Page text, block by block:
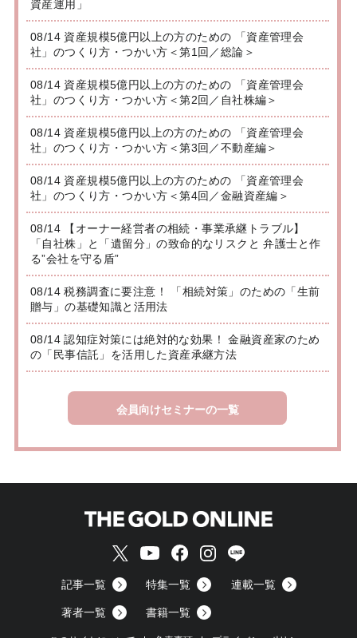
資産運用」
08/14 資産規模5億円以上の方のための 「資産管理会
社」のつくり方・つかい方＜第1回／総論＞
08/14 資産規模5億円以上の方のための 「資産管理会
社」のつくり方・つかい方＜第2回／自社株編＞
08/14 資産規模5億円以上の方のための 「資産管理会
社」のつくり方・つかい方＜第3回／不動産編＞
08/14 資産規模5億円以上の方のための 「資産管理会
社」のつくり方・つかい方＜第4回／金融資産編＞
08/14 【オーナー経営者の相続・事業承継トラブル】
「自社株」と「遺留分」の致命的なリスクと 弁護士と作
る”会社を守る盾”
08/14 税務調査に要注意！ 「相続対策」のための「生前
贈与」の基礎知識と活用法
08/14 認知症対策には絶対的な効果！ 金融資産家のため
の「民事信託」を活用した資産承継方法
会員向けセミナーの一覧
記事一覧 特集一覧 連載一覧
著者一覧 書籍一覧